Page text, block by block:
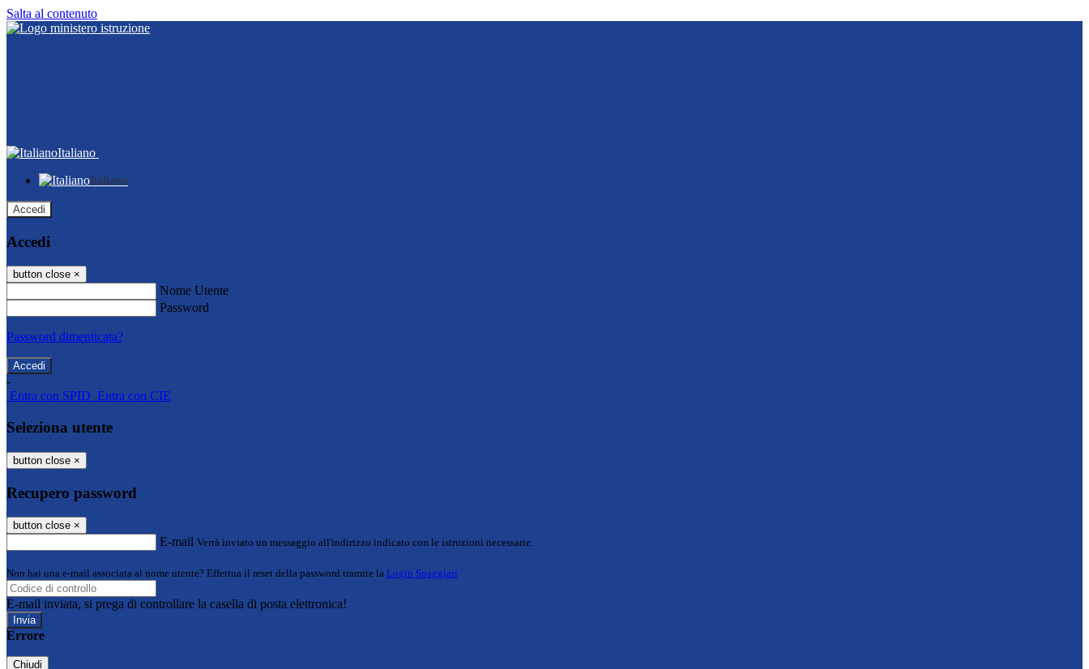
Salta al contenuto
Italiano
Italiano
Accedi
Accedi
button close ×
Nome Utente
Password
Password dimenticata?
-
Entra con SPID Entra con CIE
Seleziona utente
button close ×
Recupero password
button close ×
E-mail Verrà inviato un messaggio all'indirizzo indicato con le istruzioni necessarie.
Non hai una e-mail associata al nome utente? Effettua il reset della password tramite la Login Spaggiari
E-mail inviata, si prega di controllare la casella di posta elettronica!
Errore
Chiudi